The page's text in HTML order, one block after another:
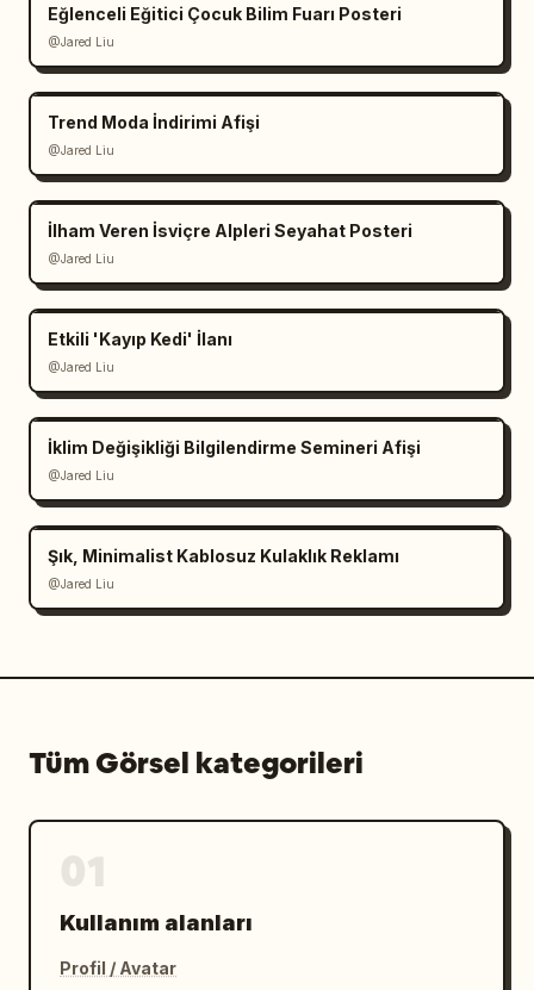
Eğlenceli Eğitici Çocuk Bilim Fuarı Posteri
@Jared Liu
Trend Moda İndirimi Afişi
@Jared Liu
İlham Veren İsviçre Alpleri Seyahat Posteri
@Jared Liu
Etkili 'Kayıp Kedi' İlanı
@Jared Liu
İklim Değişikliği Bilgilendirme Semineri Afişi
@Jared Liu
Şık, Minimalist Kablosuz Kulaklık Reklamı
@Jared Liu
Tüm Görsel kategorileri
Kullanım alanları
Profil / Avatar